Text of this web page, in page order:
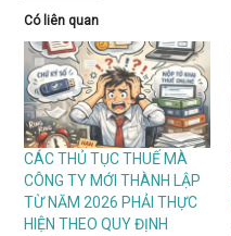
Có liên quan
CÁC THỦ TỤC THUẾ MÀ
CÔNG TY MỚI THÀNH LẬP
TỪ NĂM 2026 PHẢI THỰC
HIỆN THEO QUY ĐỊNH